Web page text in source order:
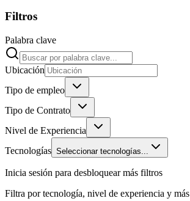
Filtros
Palabra clave
Ubicación
Tipo de empleo
Tipo de Contrato
Nivel de Experiencia
Tecnologías Seleccionar tecnologías...
Inicia sesión para desbloquear más filtros
Filtra por tecnología, nivel de experiencia y más